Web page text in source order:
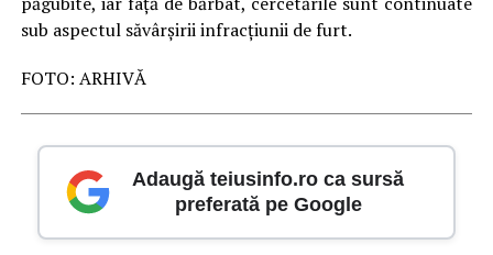
sub aspectul săvârșirii infracțiunii de furt.
FOTO: ARHIVĂ
Adaugă teiusinfo.ro ca sursă
preferată pe Google